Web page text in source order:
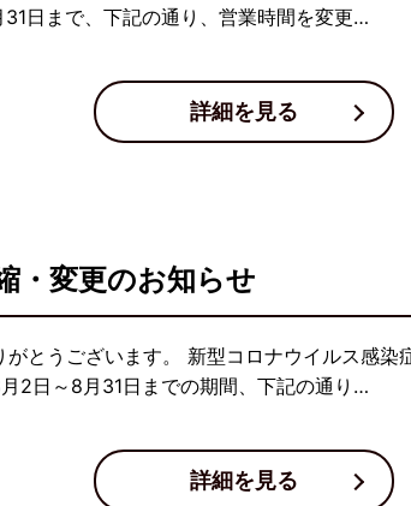
日まで、下記の通り、営業時間を変更…
詳細を見る
・変更のお知らせ
とうございます。 新型コロナウイルス感
2日～8月31日までの期間、下記の通り…
詳細を見る